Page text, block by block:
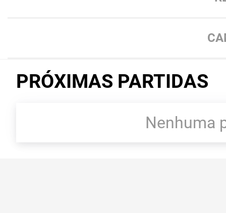
PRÓXIMAS PARTIDAS
Nenhuma